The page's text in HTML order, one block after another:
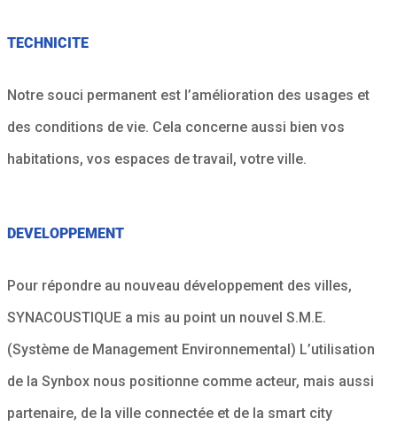
TECHNICITE
Notre souci permanent est l’amélioration des usages et
des conditions de vie. Cela concerne aussi bien vos
habitations, vos espaces de travail, votre ville.
DEVELOPPEMENT
Pour répondre au nouveau développement des villes,
SYNACOUSTIQUE a mis au point un nouvel S.M.E.
(Système de Management Environnemental) L’utilisation
de la Synbox nous positionne comme acteur, mais aussi
partenaire, de la ville connectée et de la smart city